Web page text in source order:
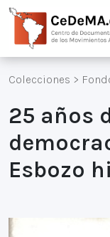
Colecciones >
25 años
Esbozo